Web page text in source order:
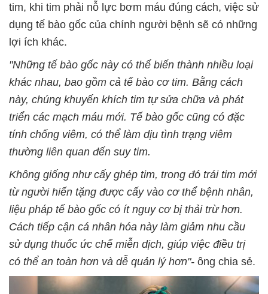
tim, khi tim phải nỗ lực bơm máu đúng cách, việc sử
dụng tế bào gốc của chính người bệnh sẽ có những
lợi ích khác.
"Những tế bào gốc này có thể biến thành nhiều loại
khác nhau, bao gồm cả tế bào cơ tim. Bằng cách
này, chúng khuyến khích tim tự sửa chữa và phát
triển các mạch máu mới. Tế bào gốc cũng có đặc
tính chống viêm, có thể làm dịu tình trạng viêm
thường liên quan đến suy tim.
Không giống như cấy ghép tim, trong đó trái tim mới
từ người hiến tặng được cấy vào cơ thể bệnh nhân,
liệu pháp tế bào gốc có ít nguy cơ bị thải trừ hơn.
Cách tiếp cận cá nhân hóa này làm giảm nhu cầu
sử dụng thuốc ức chế miễn dịch, giúp việc điều trị
có thể an toàn hơn và dễ quản lý hơn"- ông chia sẻ.